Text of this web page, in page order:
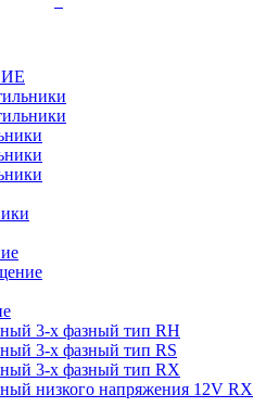
3-х фазный тип RH
3-х фазный тип RS
3-х фазный тип RX
низкого напряжения 12V RX